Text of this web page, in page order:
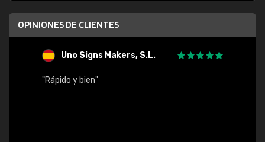
OPINIONES DE CLIENTES
Uno Signs Makers, S.L.
"Rápido y bien"